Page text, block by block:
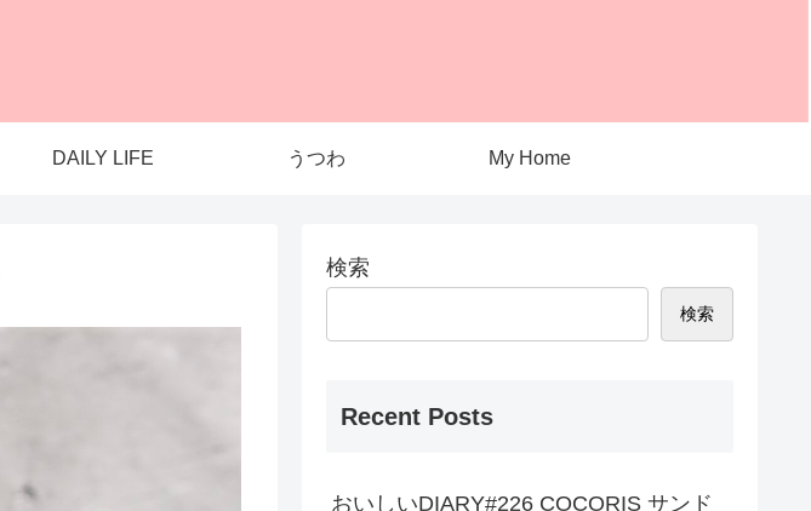
DAILY LIFE うつわ My Home
検索
検索
Recent Posts
おいしいDIARY#226 COCORIS サンド